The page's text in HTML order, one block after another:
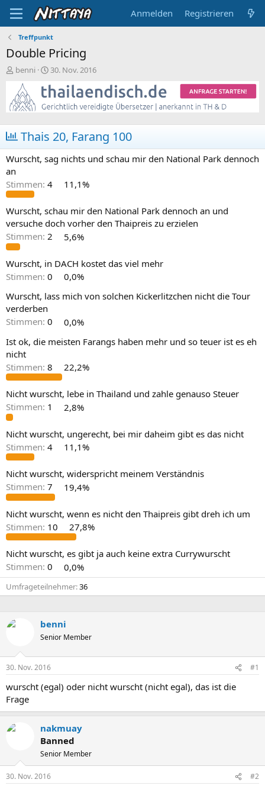
Anmelden Registrieren
Treffpunkt
Double Pricing
E
s
t
e
l
l
e
benni
E
s
t
e
l
m
30. Nov. 2016
Thais 20, Farang 100
Wurscht, sag nichts und schau mir den National Park dennoch
an
Stimmen: 4 11,1%
Wurscht, schau mir den National Park dennoch an und
versuche doch vorher den Thaipreis zu erzielen
Stimmen: 2 5,6%
Wurscht, in DACH kostet das viel mehr
Stimmen: 0
0,0%
Wurscht, lass mich von solchen Kickerlitzchen nicht die Tour
verderben
Stimmen: 0
0,0%
Ist ok, die meisten Farangs haben mehr und so teuer ist es eh
nicht
Stimmen: 8 22,2%
Nicht wurscht, lebe in Thailand und zahle genauso Steuer
Stimmen: 1 2,8%
Nicht wurscht, ungerecht, bei mir daheim gibt es das nicht
Stimmen: 4 11,1%
Nicht wurscht, widerspricht meinem Verständnis
Stimmen: 7 19,4%
Nicht wurscht, wenn es nicht den Thaipreis gibt dreh ich um
Stimmen: 10 27,8%
Nicht wurscht, es gibt ja auch keine extra Currywurscht
Stimmen: 0 0,0%
Umfrageteilnehmer 36
benni
Senior Member
30. Nov. 2016 #1
wurscht (egal) oder nicht wurscht (nicht egal), das ist die
Frage
nakmuay
Banned
Senior Member
30. Nov. 2016 #2